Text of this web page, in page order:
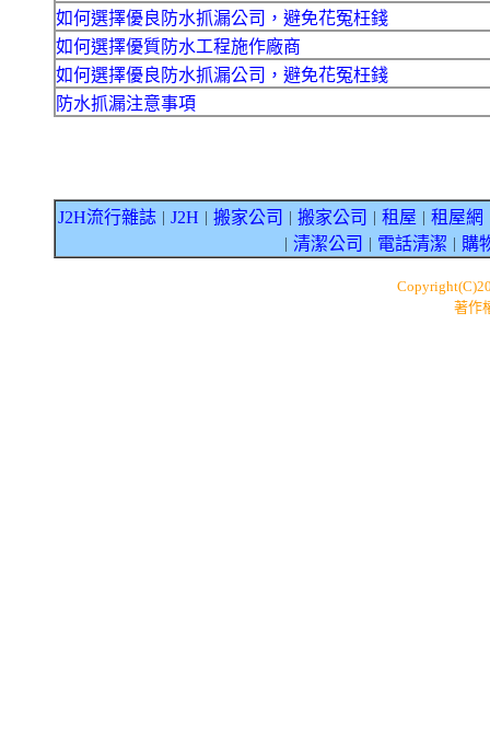
如何選擇優良防水抓漏公司，避免花冤枉錢
如何選擇優質防水工程施作廠商
如何選擇優良防水抓漏公司，避免花冤枉錢
防水抓漏注意事項
J2H流行雜誌 J2H 搬家公司 搬家公司 租屋 租屋網
清潔公司 電話清潔 購
著作